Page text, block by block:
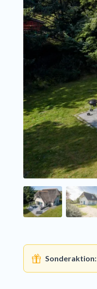
Sonderaktion: